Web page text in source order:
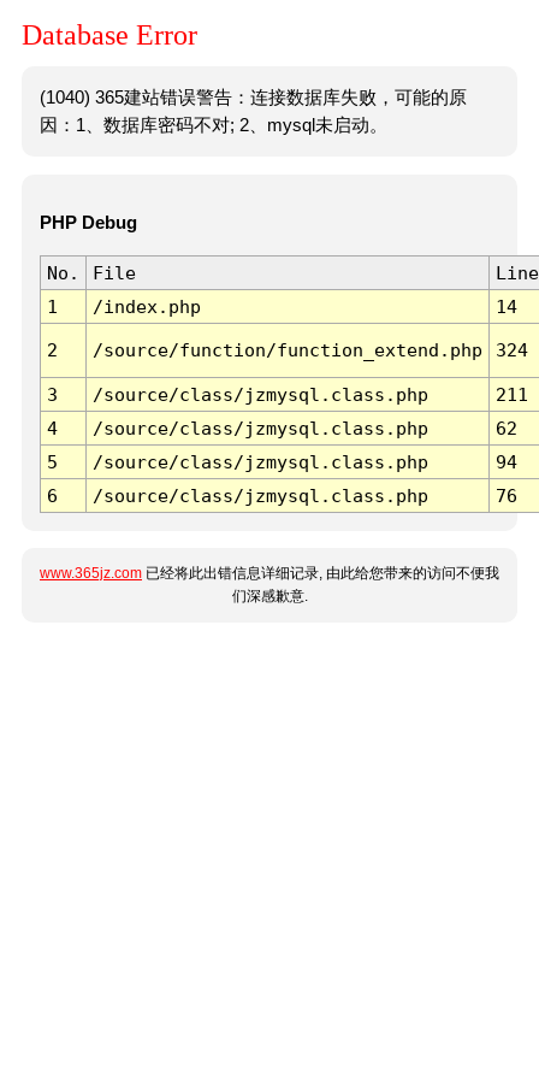
Database Error
(1040) 365建站错误警告：连接数据库失败，可能的原
因：1、数据库密码不对; 2、mysql未启动。
PHP Debug
No. File
Line
1
/index.php 14
2 /source/function/function_extend.php 324
3 /source/class/jzmysql.class.php
211
4
/source/class/jzmysql.class.php
62
5
/source/class/jzmysql.class.php
94
6
/source/class/jzmysql.class.php 76
www.365jz.com 已经将此出错信息详细记录, 由此给您带来的访问不便我
们深感歉意.